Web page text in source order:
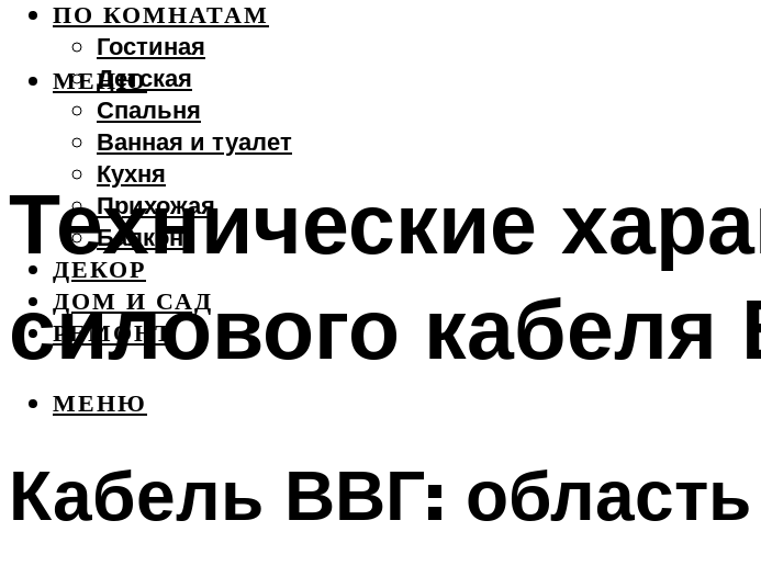
ПО КОМНАТАМ
Гостиная
Детская
Спальня
Ванная и туалет
Кухня
Прихожая
Балкон
ДЕКОР
ДОМ И САД
РЕМОНТ
МЕНЮ
МЕНЮ
Технические
силового кабеля
Кабель ВВГ: